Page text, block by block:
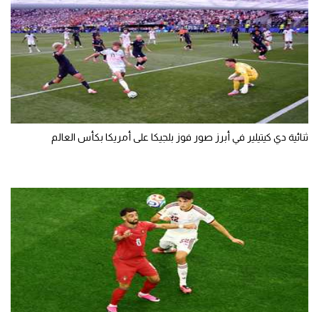
ثنائية دي كيتيلير في أبرز صور فوز بلجيكا على أمريكا بكأس العالم